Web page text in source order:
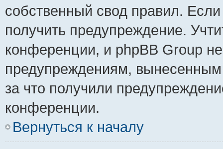
собственный свод правил.
получить предупреждение.
конференции, и phpBB Group
предупреждениям,
за что получили
конференции.
Вернуться к началу